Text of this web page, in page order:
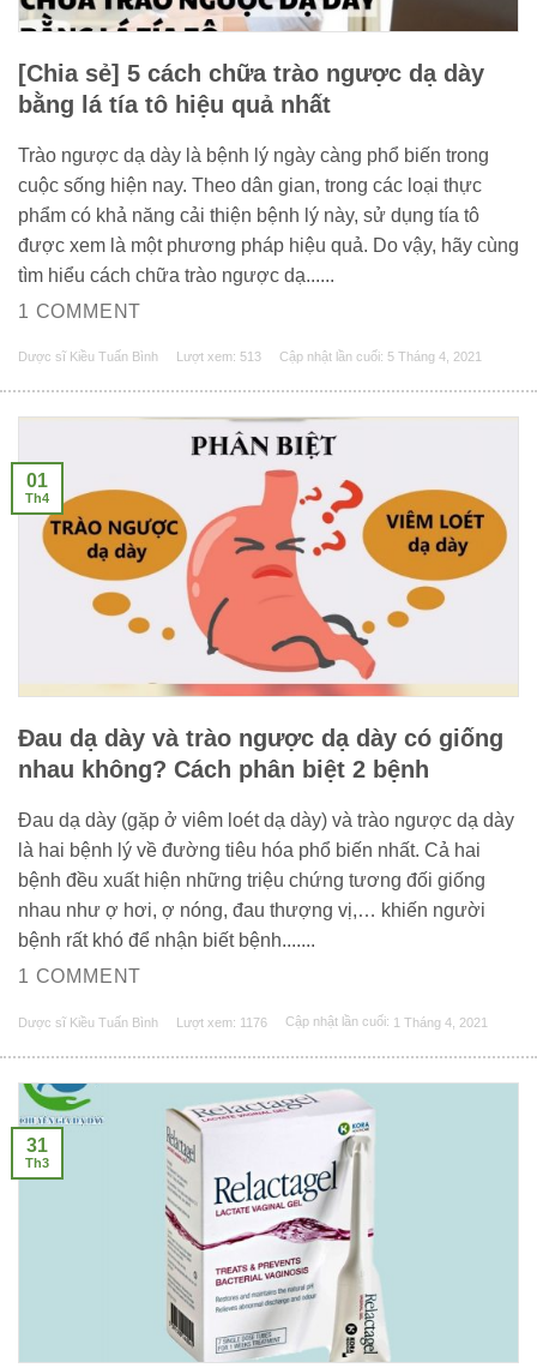
[Chia sẻ] 5 cách chữa trào ngược dạ dày
bằng lá tía tô hiệu quả nhất
Trào ngược dạ dày là bệnh lý ngày càng phổ biến trong
cuộc sống hiện nay. Theo dân gian, trong các loại thực
phẩm có khả năng cải thiện bệnh lý này, sử dụng tía tô
được xem là một phương pháp hiệu quả. Do vậy, hãy cùng
tìm hiểu cách chữa trào ngược dạ......
1 COMMENT
Dược sĩ Kiều Tuấn Bình Lượt xem: 513 Cập nhật lần cuối: 5 Tháng 4, 2021
Đau dạ dày và trào ngược dạ dày có giống
nhau không? Cách phân biệt 2 bệnh
Đau dạ dày (gặp ở viêm loét dạ dày) và trào ngược dạ dày
là hai bệnh lý về đường tiêu hóa phổ biến nhất. Cả hai
bệnh đều xuất hiện những triệu chứng tương đối giống
nhau như ợ hơi, ợ nóng, đau thượng vị,… khiến người
bệnh rất khó để nhận biết bệnh.......
1 COMMENT
Dược sĩ Kiều Tuấn Bình Lượt xem: 1176 Cập nhật lần cuối: 1 Tháng 4, 2021
01
Th4
31
Th3